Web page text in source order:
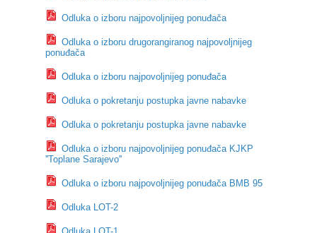
Odluka o izboru najpovoljnijeg ponuđača
Odluka o izboru drugorangiranog najpovoljnijeg
ponuđača
Odluka o izboru najpovoljnijeg ponuđača
Odluka o pokretanju postupka javne nabavke
Odluka o pokretanju postupka javne nabavke
Odluka o izboru najpovoljnijeg ponuđača KJKP
''Toplane Sarajevo''
Odluka o izboru najpovoljnijeg ponuđača BMB 95
Odluka LOT-2